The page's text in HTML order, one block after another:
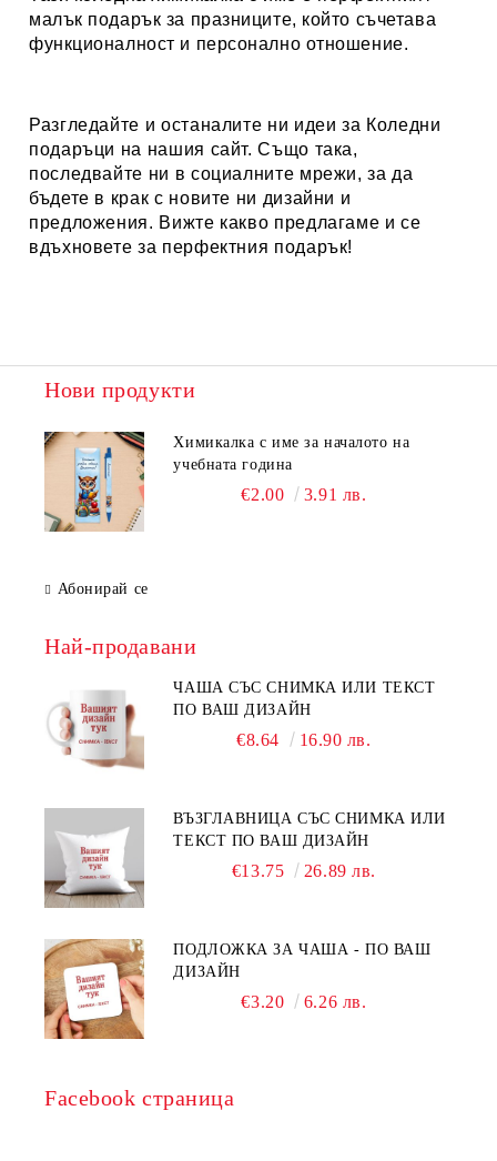
малък подарък за празниците, който съчетава
функционалност и персонално отношение.
Разгледайте и останалите ни идеи за Коледни
подаръци на нашия сайт. Също така,
последвайте ни в социалните мрежи, за да
бъдете в крак с новите ни дизайни и
предложения. Вижте какво предлагаме и се
вдъхновете за перфектния подарък!
Нови продукти
Химикалка с име за началото на
учебната година
€2.00 3.91 лв.
Абонирай се
Най-продавани
ЧАША СЪС СНИМКА ИЛИ ТЕКСТ
ПО ВАШ ДИЗАЙН
€8.64 16.90 лв.
ВЪЗГЛАВНИЦА СЪС СНИМКА ИЛИ
ТЕКСТ ПО ВАШ ДИЗАЙН
€13.75 26.89 лв.
ПОДЛОЖКА ЗА ЧАША - ПО ВАШ
ДИЗАЙН
€3.20 6.26 лв.
Facebook страница